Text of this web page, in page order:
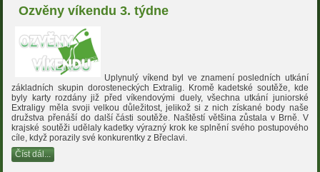
Ozvěny víkendu 3. týdne
Uplynulý víkend byl ve znamení posledních utkání
základních skupin dorosteneckých Extralig. Kromě kadetské soutěže, kde
byly karty rozdány již před víkendovými duely, všechna utkání juniorské
Extraligy měla svoji velkou důležitost, jelikož si z nich získané body naše
družstva přenáší do další části soutěže. Naštěstí většina zůstala v Brně. V
krajské soutěži udělaly kadetky výrazný krok ke splnění svého postupového
cíle, když porazily své konkurentky z Břeclavi.
Číst dál...